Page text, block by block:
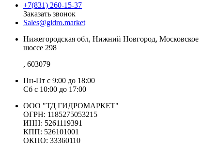
+7(831) 260-15-37
Заказать звонок
Sales@gidro.market
Нижегородская обл, Нижний Новгород, Московское
шоссе 298
, 603079
Пн-Пт с 9:00 до 18:00
Сб с 10:00 до 17:00
ООО "ТД ГИДРОМАРКЕТ"
ОГРН: 1185275053215
ИНН: 5261119391
КПП: 526101001
ОКПО: 33360110